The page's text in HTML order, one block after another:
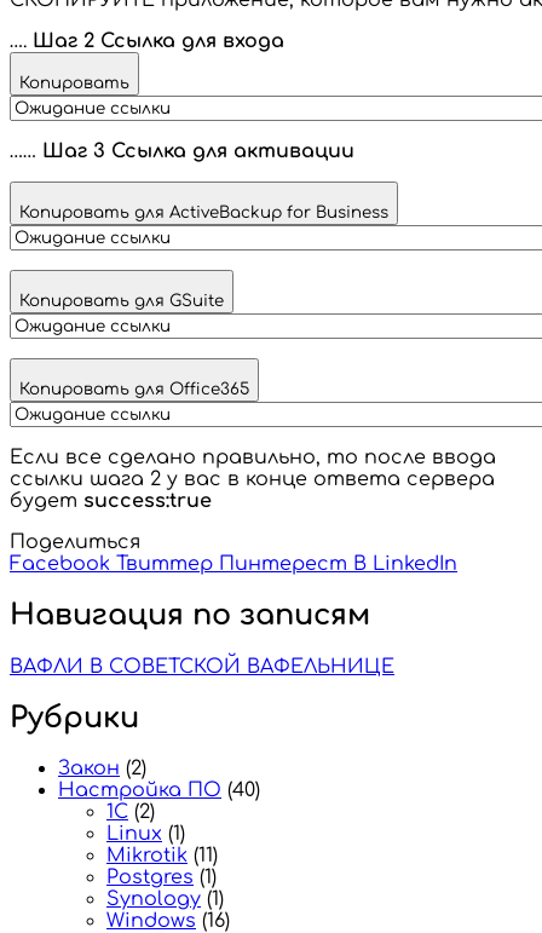
…. Шаг 2 Ссылка для входа
Копировать
…… Шаг 3 Ссылка для активации
Копировать для ActiveBackup for Business
Копировать для GSuite
Копировать для Office365
Если все сделано правильно, то после ввода
ссылки шага 2 у вас в конце ответа сервера
будет success:true
Поделиться
Facebook Твиттер Пинтерест В LinkedIn
Навигация по записям
ВАФЛИ В СОВЕТСКОЙ ВАФЕЛЬНИЦЕ
Рубрики
Закон (2)
Настройка ПО (40)
1C (2)
Linux (1)
Mikrotik (11)
Postgres (1)
Synology (1)
Windows (16)